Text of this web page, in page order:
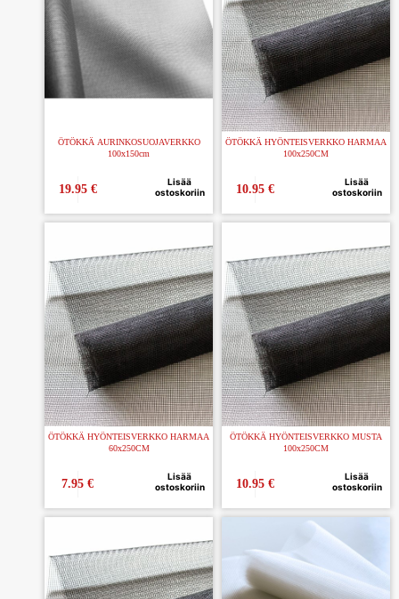
ÖTÖKKÄ AURINKOSUOJAVERKKO
100x150cm
19.95 €
Lisää
ostoskoriin
ÖTÖKKÄ HYÖNTEISVERKKO HARMAA
100x250CM
10.95 €
Lisää
ostoskoriin
ÖTÖKKÄ HYÖNTEISVERKKO HARMAA
60x250CM
7.95€
Lisää
ostoskoriin
ÖTÖKKÄ HYÖNTEISVERKKO MUSTA
100x250CM
10.95 €
Lisää
ostoskoriin